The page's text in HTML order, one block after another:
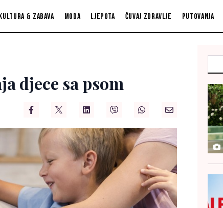
& zabava Moda Ljepota Čuvaj zdravlje Putovanja
djece sa psom